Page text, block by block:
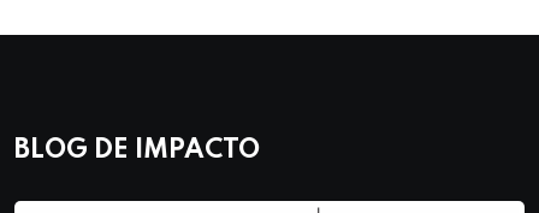
BLOG DE IMPACTO